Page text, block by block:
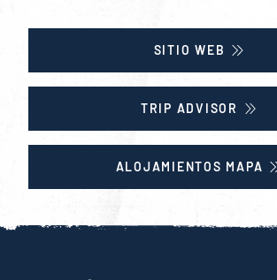
SITIO WEB
TRIP ADVISOR
ALOJAMIENTOS MAPA